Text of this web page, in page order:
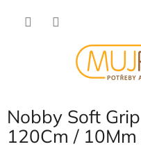
Nobby Soft
120Cm / 10Mm